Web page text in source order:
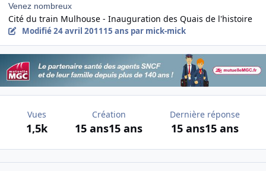
Venez nombreux
Cité du train Mulhouse - Inauguration des Quais de l'histoire
Modifié24 avril 201115 ans par mick-mick
Vues
1,5k
Création
15 ans15 ans
Dernière réponse
15 ans15 ans